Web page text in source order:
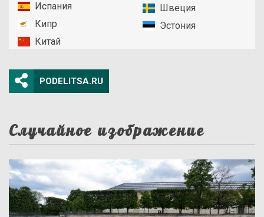
Испания
Кипр
Китай
Швеция
Эстония
PODELITSA.RU
Случайное изображение